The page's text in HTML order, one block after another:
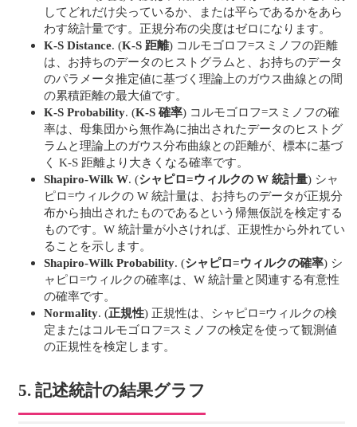
してどれだけ尖っているか、または平らであるかをあら
わす統計量です。正規分布の尖度はゼロになります。
K-S Distance. (K-S 距離) コルモゴロフ=スミノフの距離
は、お持ちのデータのヒストグラムと、お持ちのデータ
のパラメータ推定値に基づく理論上のガウス曲線との間
の累積距離の最大値です。
K-S Probability. (K-S 確率) コルモゴロフ=スミノフの確
率は、母集団から無作為に抽出されたデータのヒストグ
ラムと理論上のガウス分布曲線との距離が、標本に基づ
く K-S 距離より大きくなる確率です。
Shapiro-Wilk W. (シャピロ=ウィルクの W 統計量) シャ
ピロ=ウィルクの W 統計量は、お持ちのデータが正規分
布から抽出されたものであるという帰無仮説を検定する
ものです。W 統計量が小さければ、正規性から外れてい
ることを示します。
Shapiro-Wilk Probability. (シャピロ=ウィルクの確率) シ
ャピロ=ウィルクの確率は、W 統計量と関連する有意性
の確率です。
Normality. (正規性) 正規性は、シャピロ=ウィルクの検
定またはコルモゴロフ=スミノフの検定を使って観測値
の正規性を検定します。
5. 記述統計の結果グラフ